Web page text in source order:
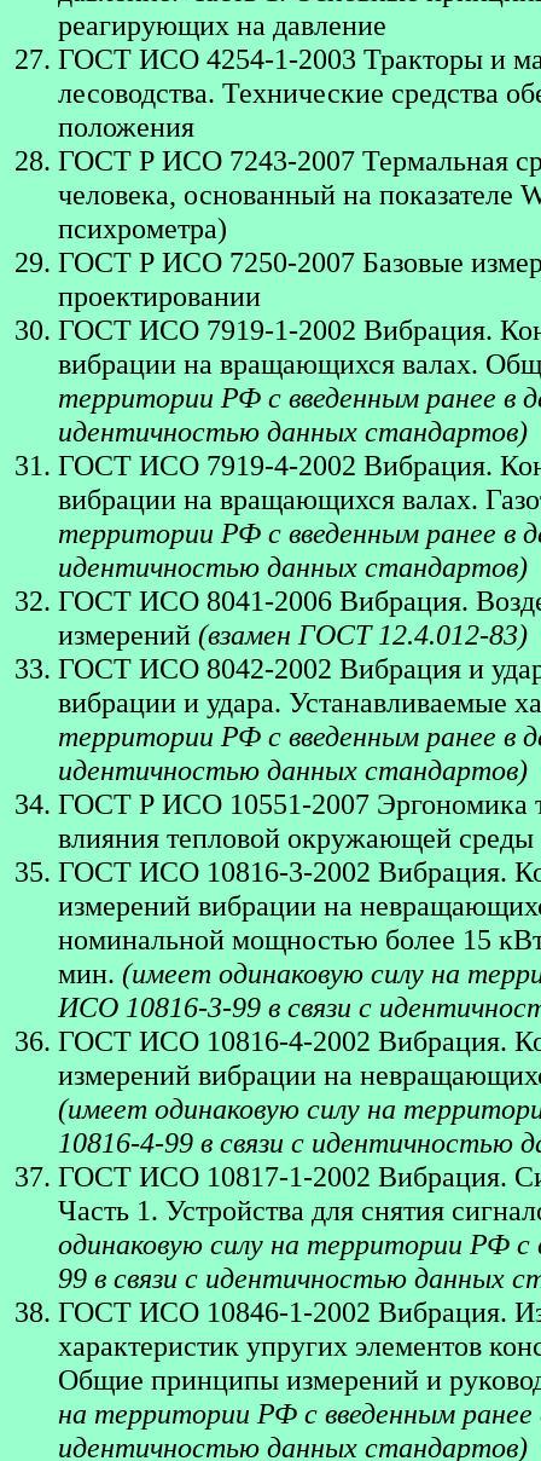
реагирующих на давление
ГОСТ ИСО 4254-1-2003 Тракторы и
лесоводства. Технические средства
положения
ГОСТ Р ИСО 7243-2007 Термальная
человека, основанный на показателе
психрометра)
ГОСТ Р ИСО 7250-2007 Базовые
проектировании
ГОСТ ИСО 7919-1-2002 Вибрация.
вибрации на вращающихся валах.
территории РФ с введенным ранее в
идентичностью данных стандартов)
ГОСТ ИСО 7919-4-2002 Вибрация.
вибрации на вращающихся валах.
территории РФ с введенным ранее в
идентичностью данных стандартов)
ГОСТ ИСО 8041-2006 Вибрация.
измерений (взамен ГОСТ 12.4.012-83)
ГОСТ ИСО 8042-2002 Вибрация и
вибрации и удара. Устанавливаемые
территории РФ с введенным ранее в
идентичностью данных стандартов)
ГОСТ Р ИСО 10551-2007 Эргономика
влияния тепловой окружающей
ГОСТ ИСО 10816-3-2002 Вибрация.
измерений вибрации на
номинальной мощностью более 15
мин. (имеет одинаковую силу на
ИСО 10816-3-99 в связи с
ГОСТ ИСО 10816-4-2002 Вибрация.
измерений вибрации на
(имеет одинаковую силу на
10816-4-99 в связи с идентичностью
ГОСТ ИСО 10817-1-2002 Вибрация.
Часть 1. Устройства для снятия
одинаковую силу на территории РФ
99 в связи с идентичностью данных
ГОСТ ИСО 10846-1-2002 Вибрация.
характеристик упругих элементов
Общие принципы измерений и
на территории РФ с введенным
идентичностью данных стандартов)